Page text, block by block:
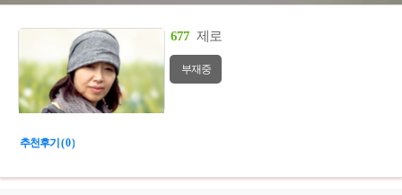
677 제로
부재중
추천후기 ( 0 )